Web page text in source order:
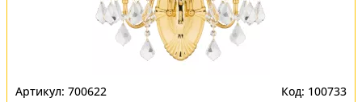
700622 100733